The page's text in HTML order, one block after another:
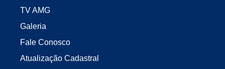
TV AMG
Galeria
Fale Conosco
Atualização Cadastral